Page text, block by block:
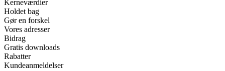
Kerneværdier
Holdet bag
Gør en forskel
Vores adresser
Bidrag
Gratis downloads
Rabatter
Kundeanmeldelser